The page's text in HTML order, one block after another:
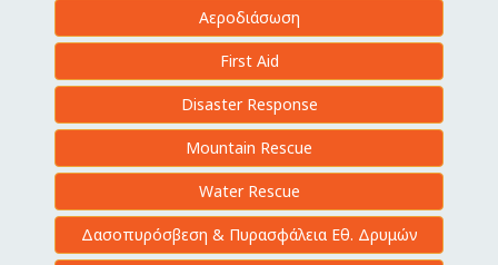
Αεροδιάσωση
First Aid
Disaster Response
Mountain Rescue
Water Rescue
Δασοπυρόσβεση & Πυρασφάλεια Εθ. Δρυμών